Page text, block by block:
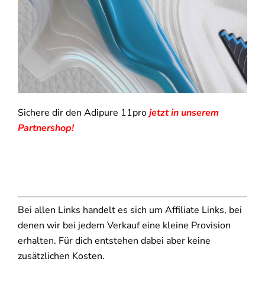
Sichere dir den Adipure 11projetzt in unserem
Partnershop!
Bei allen Links handelt es sich um Affiliate Links, bei
denen wir bei jedem Verkauf eine kleine Provision
erhalten. Für dich entstehen dabei aber keine
zusätzlichen Kosten.